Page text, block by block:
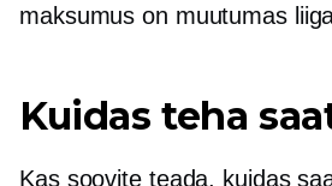
maksumus on muutumas
Kuidas teha
Kas soovite teada, kuidas